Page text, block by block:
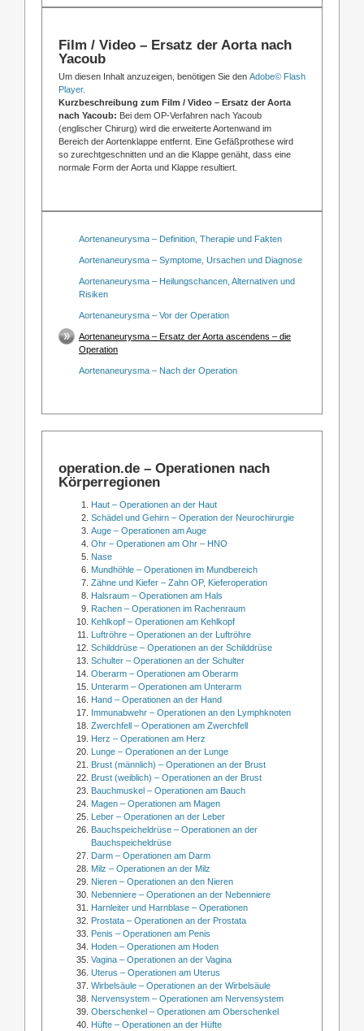
Film / Video – Ersatz der Aorta nach
Yacoub
Um diesen Inhalt anzuzeigen, benötigen Sie den Adobe© Flash
Player.
Kurzbeschreibung zum Film / Video – Ersatz der Aorta
nach Yacoub: Bei dem OP-Verfahren nach Yacoub
(englischer Chirurg) wird die erweiterte Aortenwand im
Bereich der Aortenklappe entfernt. Eine Gefäßprothese wird
so zurechtgeschnitten und an die Klappe genäht, dass eine
normale Form der Aorta und Klappe resultiert.
Aortenaneurysma – Definition, Therapie und Fakten
Aortenaneurysma – Symptome, Ursachen und Diagnose
Aortenaneurysma – Heilungschancen, Alternativen und
Risiken
Aortenaneurysma – Vor der Operation
Aortenaneurysma – Ersatz der Aorta ascendens – die
Operation
Aortenaneurysma – Nach der Operation
operation.de – Operationen nach
Körperregionen
Haut – Operationen an der Haut
Schädel und Gehirn – Operation der Neurochirurgie
Auge – Operationen am Auge
Ohr – Operationen am Ohr – HNO
Nase
Mundhöhle – Operationen im Mundbereich
Zähne und Kiefer – Zahn OP, Kieferoperation
Halsraum – Operationen am Hals
Rachen – Operationen im Rachenraum
Kehlkopf – Operationen am Kehlkopf
Luftröhre – Operationen an der Luftröhre
Schilddrüse – Operationen an der Schilddrüse
Schulter – Operationen an der Schulter
Oberarm – Operationen am Oberarm
Unterarm – Operationen am Unterarm
Hand – Operationen an der Hand
Immunabwehr – Operationen an den Lymphknoten
Zwerchfell – Operationen am Zwerchfell
Herz – Operationen am Herz
Lunge – Operationen an der Lunge
Brust (männlich) – Operationen an der Brust
Brust (weiblich) – Operationen an der Brust
Bauchmuskel – Operationen am Bauch
Magen – Operationen am Magen
Leber – Operationen an der Leber
Bauchspeicheldrüse – Operationen an der
Bauchspeicheldrüse
Darm – Operationen am Darm
Milz – Operationen an der Milz
Nieren – Operationen an den Nieren
Nebenniere – Operationen an der Nebenniere
Harnleiter und Harnblase – Operationen
Prostata – Operationen an der Prostata
Penis – Operationen am Penis
Hoden – Operationen am Hoden
Vagina – Operationen an der Vagina
Uterus – Operationen am Uterus
Wirbelsäule – Operationen an der Wirbelsäule
Nervensystem – Operationen am Nervensystem
Oberschenkel – Operationen am Oberschenkel
Hüfte – Operationen an der Hüfte